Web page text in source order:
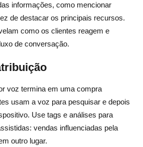
informações, como mencionar
de destacar os principais recursos.
como os clientes reagem e
de conversação.
voz termina em uma compra
usam a voz para pesquisar e depois
Use tags e análises para
vendas influenciadas pela
outro lugar.